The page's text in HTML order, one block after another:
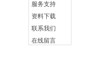
服务支持
资料下载
联系我们
在线留言